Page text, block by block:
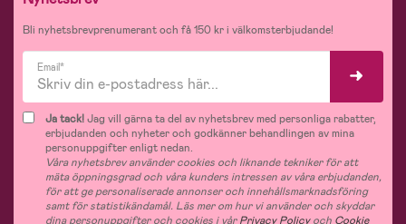
Bli nyhetsbrevprenumerant och få 150 kr i välkomsterbjudande!
Email*
Ja tack!Jag vill gärna ta del av nyhetsbrev med personliga rabatter,
erbjudanden och nyheter och godkänner behandlingen av mina
personuppgifter enligt nedan.
Våra nyhetsbrev använder cookies och liknande tekniker för att
mäta öppningsgrad och våra kunders intressen av våra erbjudanden,
för att ge personaliserade annonser och innehållsmarknadsföring
samt för statistikändamål. Läs mer om hur vi använder och skyddar
dina personuppgifter och cookies i vårPrivacy Policyoch Cookie